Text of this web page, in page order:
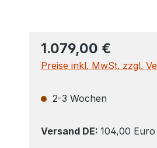
1.079,00 €
Preise inkl. MwSt. zzgl.
2-3 Wochen
Versand DE: 104,00 Euro